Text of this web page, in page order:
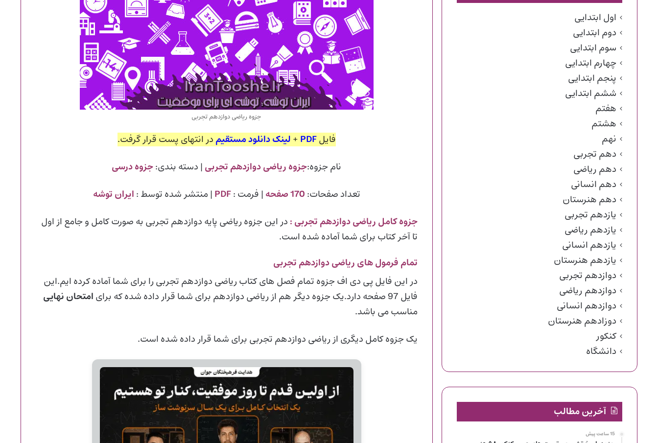
جزوه ریاضی دوازدهم تجربی
فایلPDF
+ لینک دانلود مستقیم در انتهای پست قرار گرفت.
نام جزوه:جزوه ریاضی دوازدهم تجربی | دسته بندی:جزوه درسی
تعداد صفحات: 170 صفحه | فرمت :PDF | منتشر شده توسط : ایران توشه
جزوه کامل ریاضی دوازدهم تجربی : در این جزوه ریاضی پایه دوازدهم تجربی به صورت کامل و جامع از اول
تا آخر کتاب برای شما آماده شده است.
تمام فرمول های ریاضی دوازدهم تجربی
در این فایل پی دی اف جزوه تمام فصل های کتاب ریاضی دوازدهم تجربی را برای شما آماده کرده ایم.این
فایل 97 صفحه دارد.یک جزوه دیگر هم از ریاضی دوازدهم برای شما قرار داده شده که برای
امتحان نهایی
مناسب می باشد.
یک جزوه کامل دیگری از ریاضی دوازدهم تجربی برای شما قرار داده شده است.
اول ابتدایی
دوم ابتدایی
سوم ابتدایی
چهارم ابتدایی
پنجم ابتدایی
ششم ابتدایی
هفتم
هشتم
نهم
دهم تجربی
دهم ریاضی
دهم انسانی
دهم هنرستان
یازدهم تجربی
یازدهم ریاضی
یازدهم انسانی
یازدهم هنرستان
دوازدهم تجربی
دوازدهم ریاضی
دوازدهم انسانی
دوزادهم هنرستان
کنکور
دانشگاه
آخرین مطالب
15 ساعت پیش